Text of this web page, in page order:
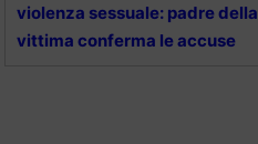
violenza sessuale: padre della
vittima conferma le accuse